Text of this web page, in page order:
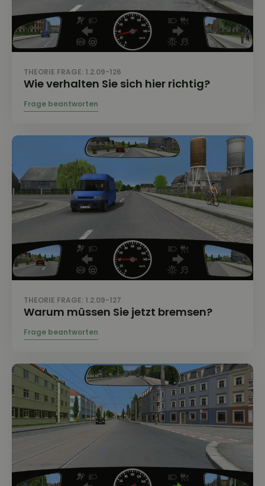
THEORIE FRAGE: 1.2.09-126
Wie verhalten Sie sich hier richtig?
THEORIE FRAGE: 1.2.09-127
Warum müssen Sie jetzt bremsen?